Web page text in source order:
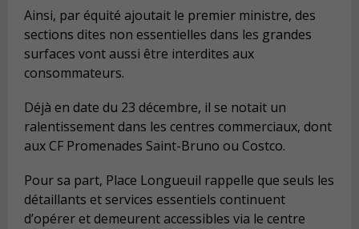
Ainsi, par équité ajoutait le premier ministre, des
sections dites non essentielles dans les grandes
surfaces vont aussi être interdites aux
consommateurs.
Déjà en date du 23 décembre, il se notait un
ralentissement dans les centres commerciaux, dont
aux CF Promenades Saint-Bruno ou Costco.
Pour sa part, Place Longueuil rappelle que seuls les
détaillants et services essentiels continuent
d’opérer et demeurent accessibles via le centre